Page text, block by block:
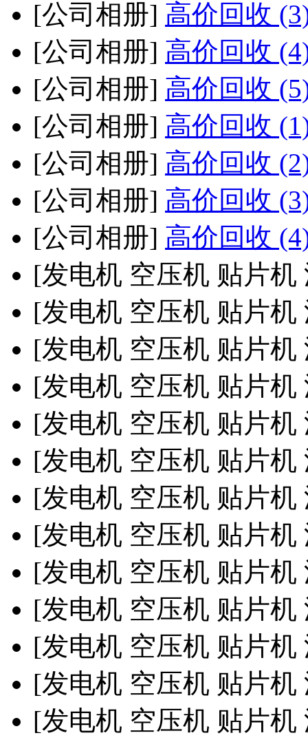
[公司相册] 高价回收
[公司相册] 高价回收
[公司相册] 高价回收
[公司相册] 高价回收
[公司相册] 高价回收
[公司相册] 高价回收
[公司相册] 高价回收
[发电机 空压机 贴片
[发电机 空压机 贴片
[发电机 空压机 贴片
[发电机 空压机 贴片
[发电机 空压机 贴片
[发电机 空压机 贴片
[发电机 空压机 贴片
[发电机 空压机 贴片
[发电机 空压机 贴片
[发电机 空压机 贴片
[发电机 空压机 贴片
[发电机 空压机 贴片
[发电机 空压机 贴片